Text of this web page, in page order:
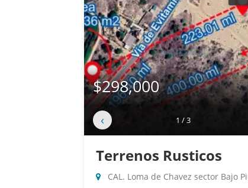
$298,000
‹ 1 / 3
Terrenos Rusticos
CAL. Loma de Chavez sector Bajo